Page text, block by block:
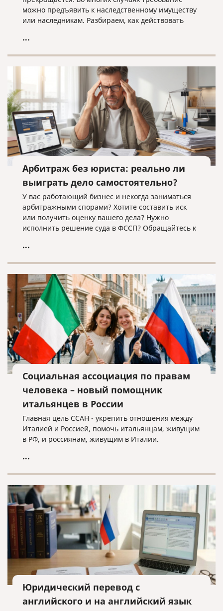
можно предъявить к наследственному имуществу
или наследникам. Разбираем, как действовать
наследство, еще не приняли его или когда
...
Арбитраж без юриста: реально ли
выиграть дело самостоятельно?
У вас работающий бизнес и некогда заниматься
арбитражными спорами? Хотите составить иск
или получить оценку вашего дела? Нужно
исполнить решение суда в ФССП? Обращайтесь к
...
Социальная ассоциация по правам
человека – новый помощник
итальянцев в России
Главная цель ССАН - укрепить отношения между
Италией и Россией, помочь итальянцам, живущим
в РФ, и россиянам, живущим в Италии.
...
Юридический перевод с
английского и на английский язык